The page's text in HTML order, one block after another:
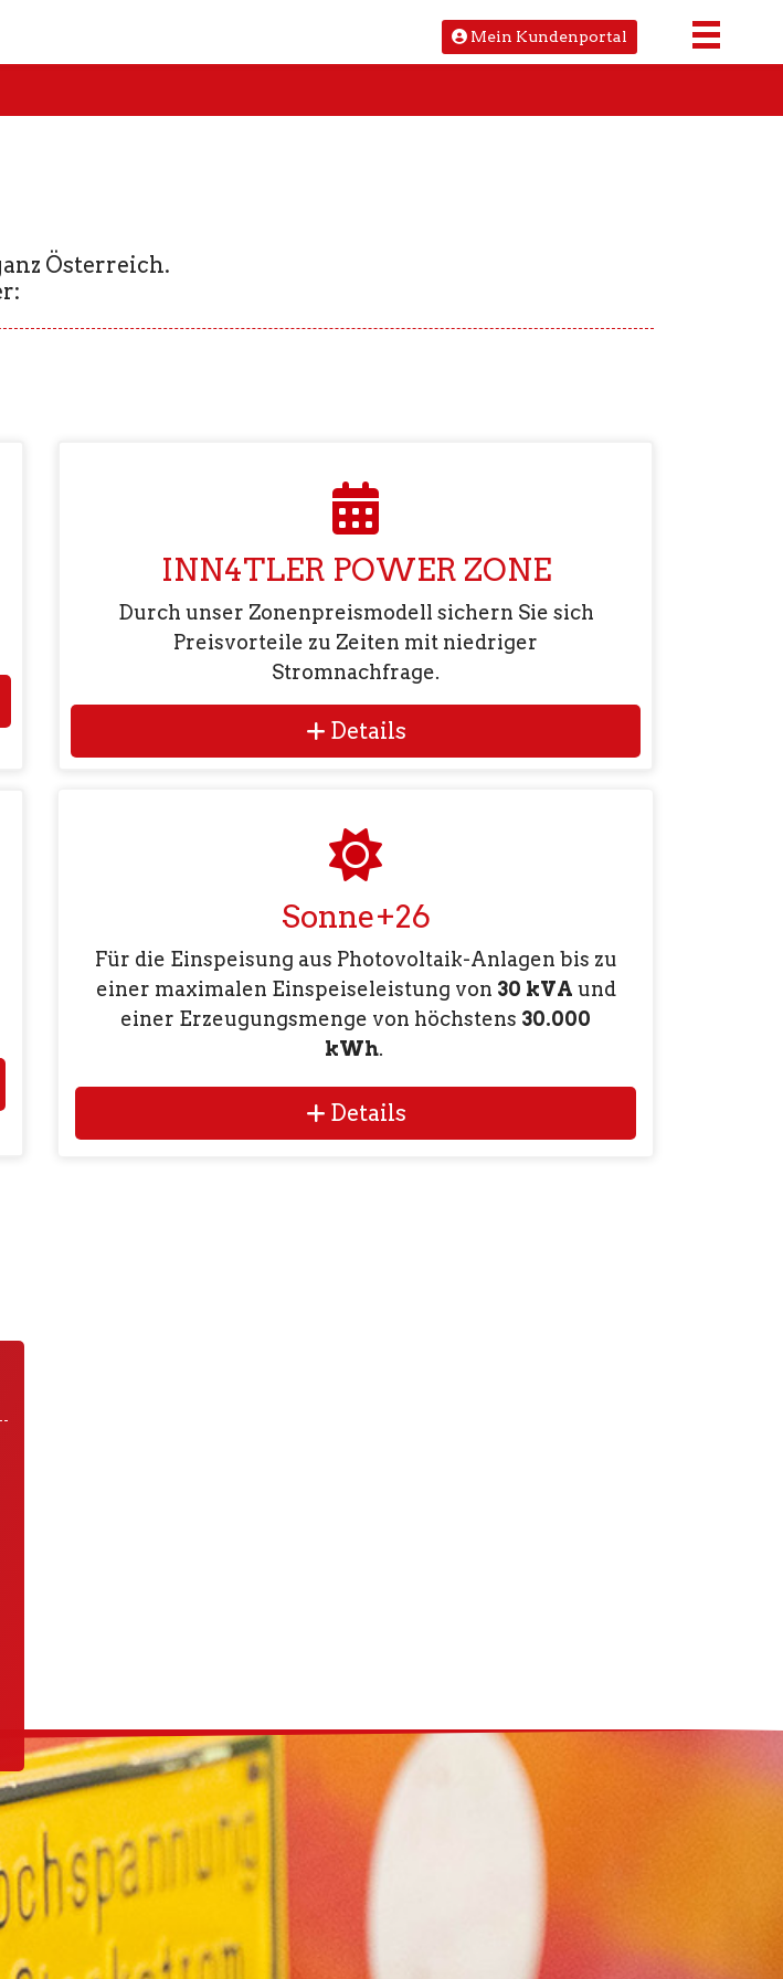
Mein Kundenportal
Österreich.
INN4TLER POWER ZONE
Durch unser Zonenpreismodell sichern Sie sich
Preisvorteile zu Zeiten mit niedriger
Stromnachfrage.
Details
Sonne+26
Für die Einspeisung aus Photovoltaik-Anlagen bis zu
einer maximalen Einspeiseleistung von 30 kVA und
einer Erzeugungsmenge von höchstens 30.000
kWh.
Details